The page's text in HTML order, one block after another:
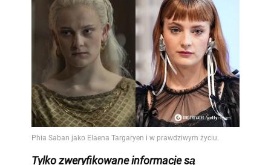
Tylkozweryfikowane informacje są